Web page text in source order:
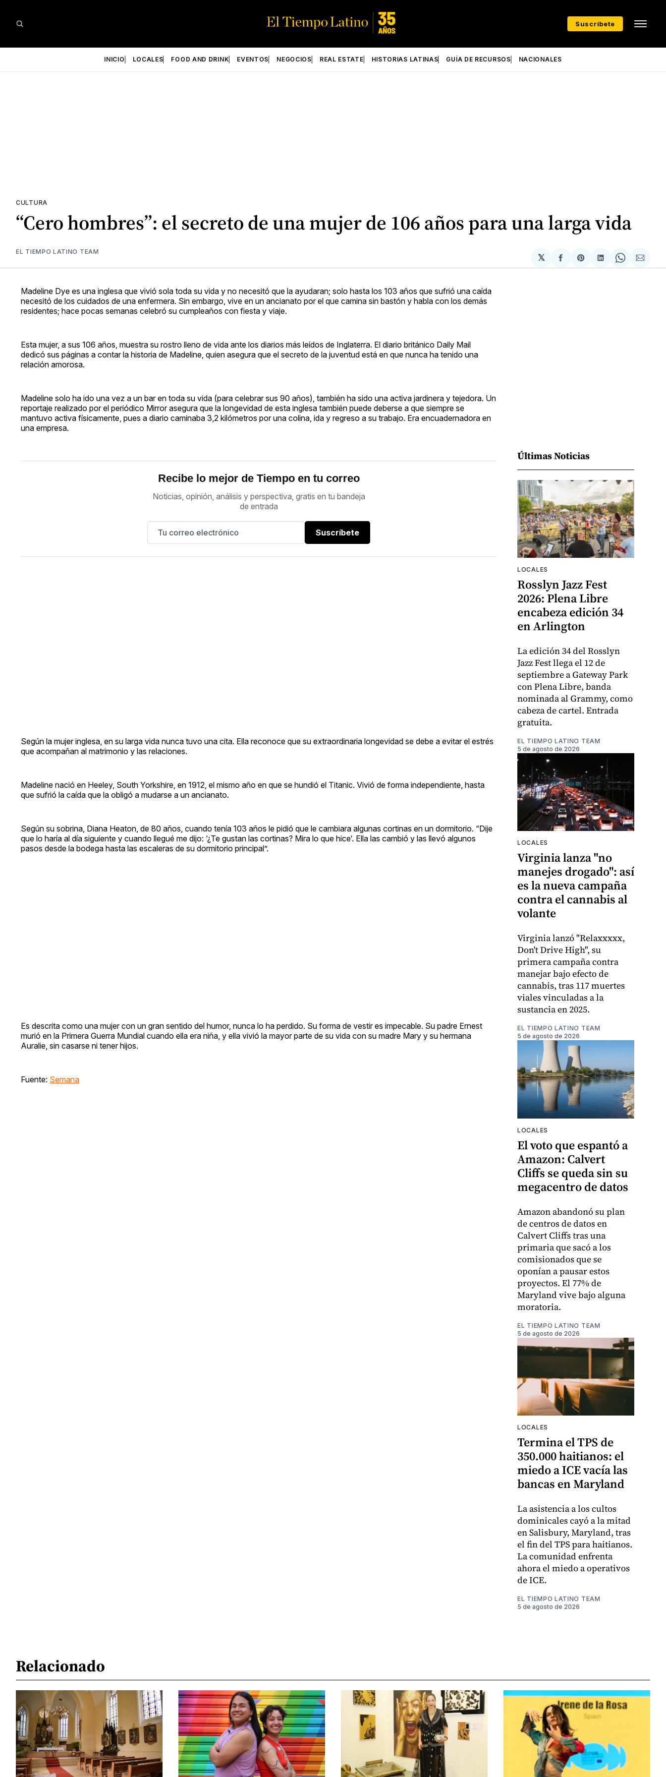
Suscríbete
INICIO LOCALES FOOD AND DRINK EVENTOS NEGOCIOS REAL ESTATE HISTORIAS LATINAS GUÍA DE RECURSOS NACIONALES
CULTURA
“Cero hombres”: el secreto de una mujer de 106 años para una larga vida
EL TIEMPO LATINO TEAM
𝕏
Compartir
en
Share
on
Compartir
en
Share
on
via
Madeline Dye es una inglesa que vivió sola toda su vida y no necesitó que la ayudaran; solo hasta los 103 años que sufrió una caída
necesitó de los cuidados de una enfermera. Sin embargo, vive en un ancianato por el que camina sin bastón y habla con los demás
residentes; hace pocas semanas celebró su cumpleaños con fiesta y viaje.
Esta mujer, a sus 106 años, muestra su rostro lleno de vida ante los diarios más leídos de Inglaterra. El diario británico Daily Mail
dedicó sus páginas a contar la historia de Madeline, quien asegura que el secreto de la juventud está en que nunca ha tenido una
relación amorosa.
Madeline solo ha ido una vez a un bar en toda su vida (para celebrar sus 90 años), también ha sido una activa jardinera y tejedora. Un
reportaje realizado por el periódico Mirror asegura que la longevidad de esta inglesa también puede deberse a que siempre se
mantuvo activa físicamente, pues a diario caminaba 3,2 kilómetros por una colina, ida y regreso a su trabajo. Era encuadernadora en
una empresa.
Recibe lo mejor de Tiempo en tu correo
Noticias, opinión, análisis y perspectiva, gratis en tu bandeja
de entrada
Suscríbete
Según la mujer inglesa, en su larga vida nunca tuvo una cita. Ella reconoce que su extraordinaria longevidad se debe a evitar el estrés
que acompañan al matrimonio y las relaciones.
Madeline nació en Heeley, South Yorkshire, en 1912, el mismo año en que se hundió el Titanic. Vivió de forma independiente, hasta
que sufrió la caída que la obligó a mudarse a un ancianato.
Según su sobrina, Diana Heaton, de 80 años, cuando tenía 103 años le pidió que le cambiara algunas cortinas en un dormitorio. “Dije
que lo haría al día siguiente y cuando llegué me dijo: ‘¿Te gustan las cortinas? Mira lo que hice‘. Ella las cambió y las llevó algunos
pasos desde la bodega hasta las escaleras de su dormitorio principal”.
Es descrita como una mujer con un gran sentido del humor, nunca lo ha perdido. Su forma de vestir es impecable. Su padre Ernest
murió en la Primera Guerra Mundial cuando ella era niña, y ella vivió la mayor parte de su vida con su madre Mary y su hermana
Auralie, sin casarse ni tener hijos.
Fuente: Semana
Últimas Noticias
LOCALES
Rosslyn Jazz Fest
2026: Plena Libre
encabeza edición 34
en Arlington
La edición 34 del Rosslyn
Jazz Fest llega el 12 de
septiembre a Gateway Park
con Plena Libre, banda
nominada al Grammy, como
cabeza de cartel. Entrada
gratuita.
EL TIEMPO LATINO TEAM
5 de agosto de 2026
LOCALES
Virginia lanza "no
manejes drogado": así
es la nueva campaña
contra el cannabis al
volante
Virginia lanzó "Relaxxxxx,
Don't Drive High", su
primera campaña contra
manejar bajo efecto de
cannabis, tras 117 muertes
viales vinculadas a la
sustancia en 2025.
EL TIEMPO LATINO TEAM
5 de agosto de 2026
LOCALES
El voto que espantó a
Amazon: Calvert
Cliffs se queda sin su
megacentro de datos
Amazon abandonó su plan
de centros de datos en
Calvert Cliffs tras una
primaria que sacó a los
comisionados que se
oponían a pausar estos
proyectos. El 77% de
Maryland vive bajo alguna
moratoria.
EL TIEMPO LATINO TEAM
5 de agosto de 2026
LOCALES
Termina el TPS de
350.000 haitianos: el
miedo a ICE vacía las
bancas en Maryland
La asistencia a los cultos
dominicales cayó a la mitad
en Salisbury, Maryland, tras
el fin del TPS para haitianos.
La comunidad enfrenta
ahora el miedo a operativos
de ICE.
EL TIEMPO LATINO TEAM
5 de agosto de 2026
Relacionado